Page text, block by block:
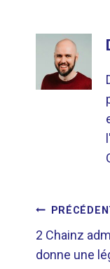
DE
2 Chainz
donne une